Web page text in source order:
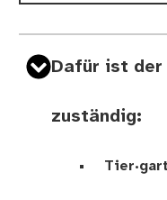
Dafür ist der
zuständig: